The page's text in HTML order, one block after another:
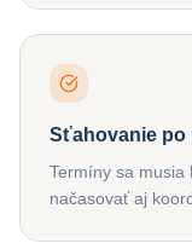
Sťahovanie po
Termíny sa musia
načasovať aj